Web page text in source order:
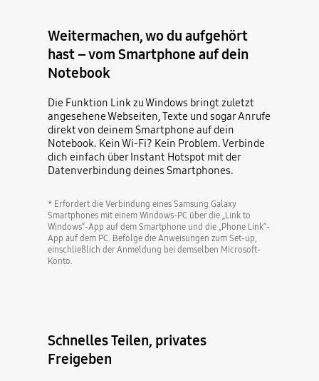
Weitermachen, wo du aufgehört
hast – vom Smartphone auf dein
Notebook
Die Funktion Link zu Windows bringt zuletzt
angesehene Webseiten, Texte und sogar Anrufe
direkt von deinem Smartphone auf dein
Notebook. Kein Wi-Fi? Kein Problem. Verbinde
dich einfach über Instant Hotspot mit der
Datenverbindung deines Smartphones.
* Erfordert die Verbindung eines Samsung Galaxy
Smartphones mit einem Windows-PC über die „Link to
Windows“-App auf dem Smartphone und die „Phone Link“-
App auf dem PC. Befolge die Anweisungen zum Set-up,
einschließlich der Anmeldung bei demselben Microsoft-
Konto.
Schnelles Teilen, privates
Freigeben